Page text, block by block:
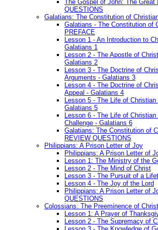
The Gospel of John: The Great
QUESTIONS
Galatians: The Constitution of
Galatians - The Constitution of
PREFACE
Lesson 1 - An Introduction to
Galatians 1
Lesson 2 - The Apostle of
Galatians 2
Lesson 3 - The Doctrine of
Arguments - Galatians 3
Lesson 4 - The Doctrine of
Appeal - Galatians 4
Lesson 5 - The Life of
Galatians 5
Lesson 6 - The Life of
Challenge - Galatians 6
Galatians: The Constitution of
REVIEW QUESTIONS
Philippians: A Prison Letter of Joy
Philippians: A Prison Letter of
Lesson 1: The Ministry of the
Lesson 2 - The Mind of Christ
Lesson 3 - The Pursuit of a
Lesson 4 - The Joy of the Lord
Philippians: A Prison Letter of
QUESTIONS
Colossians: The Preeminence of Christ
Lesson 1: A Prayer of
Lesson 2 - The Supremacy of